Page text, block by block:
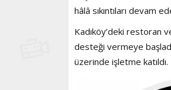
hâlâ sıkıntıları devam
Kadıköy’deki restoran
desteği vermeye
üzerinde işletme katıldı.